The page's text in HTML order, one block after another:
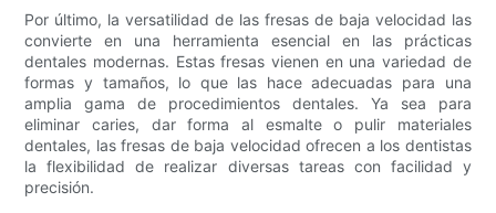
Por último, la versatilidad de las fresas de baja velocidad las
convierte en una herramienta esencial en las prácticas
dentales modernas. Estas fresas vienen en una variedad de
formas y tamaños, lo que las hace adecuadas para una
amplia gama de procedimientos dentales. Ya sea para
eliminar caries, dar forma al esmalte o pulir materiales
dentales, las fresas de baja velocidad ofrecen a los dentistas
la flexibilidad de realizar diversas tareas con facilidad y
precisión.